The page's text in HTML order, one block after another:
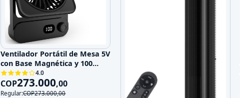
Ventilador Portátil de Mesa 5V
con Base Magnética y 100
Velocidades
4.0
COP273.000,00
Regular:COP273.000,00